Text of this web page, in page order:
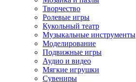
Творчество
Ролевые игры
Кукольный театр
Музыкальные инструменты
Моделирование
Подвижные игры
Аудио и видео
Мягкие игрушки
Сувениры